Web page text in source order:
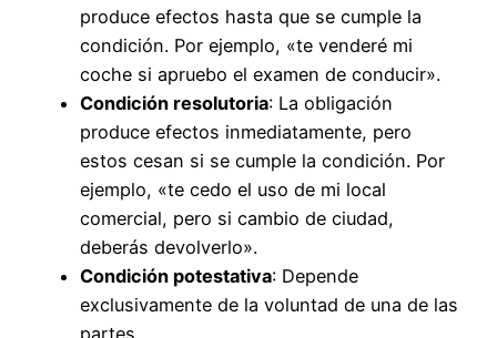
produce efectos hasta que se cumple la
condición. Por ejemplo, «te venderé mi
coche si apruebo el examen de conducir».
Condición resolutoria: La obligación
produce efectos inmediatamente, pero
estos cesan si se cumple la condición. Por
ejemplo, «te cedo el uso de mi local
comercial, pero si cambio de ciudad,
deberás devolverlo».
Condición potestativa: Depende
exclusivamente de la voluntad de una de las
partes.